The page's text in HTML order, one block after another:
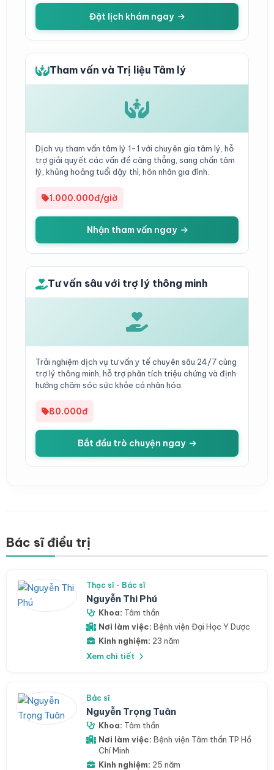
Đặt lịch khám ngay
Tham vấn và Trị liệu Tâm lý
Dịch vụ tham vấn tâm lý 1-1 với chuyên gia tâm lý, hỗ
trợ giải quyết các vấn đề căng thẳng, sang chấn tâm
lý, khủng hoảng tuổi dậy thì, hôn nhân gia đình.
1.000.000đ/giờ
Nhận tham vấn ngay
Tư vấn sâu với trợ lý thông minh
Trải nghiệm dịch vụ tư vấn y tế chuyên sâu 24/7 cùng
trợ lý thông minh, hỗ trợ phân tích triệu chứng và định
hướng chăm sóc sức khỏe cá nhân hóa.
80.000đ
Bắt đầu trò chuyện ngay
Bác sĩ điều trị
Thạc sĩ - Bác sĩ
Nguyễn Thi Phú
Khoa: Tâm thần
Nơi làm việc: Bệnh viện Đại Học Y Dược
Kinh nghiệm: 23 năm
Xem chi tiết
Bác sĩ
Nguyễn Trọng Tuân
Khoa: Tâm thần
Nơi làm việc: Bệnh viện Tâm thần TP Hồ
Chí Minh
Kinh nghiệm: 25 năm